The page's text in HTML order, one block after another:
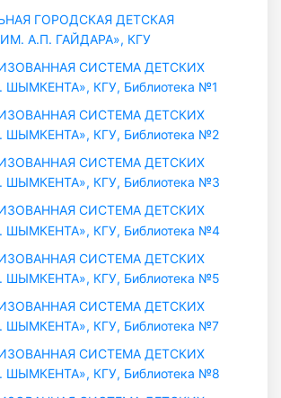
ГОРОДСКАЯ ДЕТСКАЯ
А.П. ГАЙДАРА», КГУ
СИСТЕМА ДЕТСКИХ
КГУ, Библиотека №1
СИСТЕМА ДЕТСКИХ
КГУ, Библиотека №2
СИСТЕМА ДЕТСКИХ
КГУ, Библиотека №3
СИСТЕМА ДЕТСКИХ
ШЫМКЕНТА», КГУ, Библиотека №4
СИСТЕМА ДЕТСКИХ
КГУ, Библиотека №5
СИСТЕМА ДЕТСКИХ
КГУ, Библиотека №7
СИСТЕМА ДЕТСКИХ
КГУ, Библиотека №8